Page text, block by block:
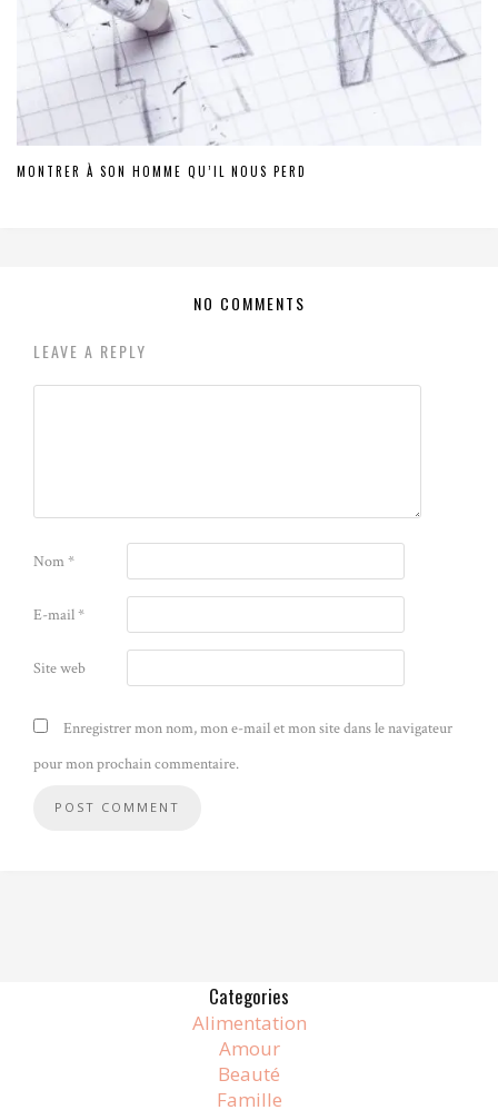
MONTRER À SON HOMME QU’IL NOUS PERD
NO COMMENTS
LEAVE A REPLY
Nom*
E-mail*
Site web
Enregistrer mon nom, mon e-mail et mon site dans le navigateur
pour mon prochain commentaire.
Categories
Alimentation
Amour
Beauté
Famille